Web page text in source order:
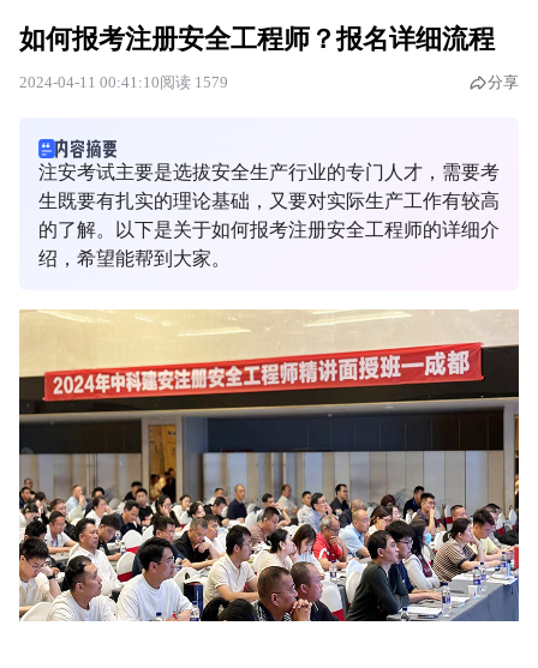
如何报考注册安全工程师？报名详细流程
2024-04-11 00:41:10阅读 1579 分享
注安考试主要是选拔安全生产行业的专门人才，需要考
生既要有扎实的理论基础，又要对实际生产工作有较高
的了解。以下是关于如何报考注册安全工程师的详细介
绍，希望能帮到大家。